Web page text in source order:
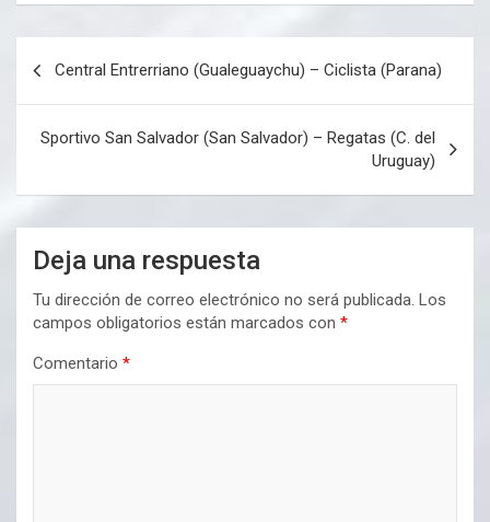
entradas
Central Entrerriano (Gualeguaychu) – Ciclista (Parana)
Sportivo San Salvador (San Salvador) – Regatas (C. del
Uruguay)
Deja una respuesta
Tu dirección de correo electrónico no será publicada. Los
campos obligatorios están marcados con *
Comentario *